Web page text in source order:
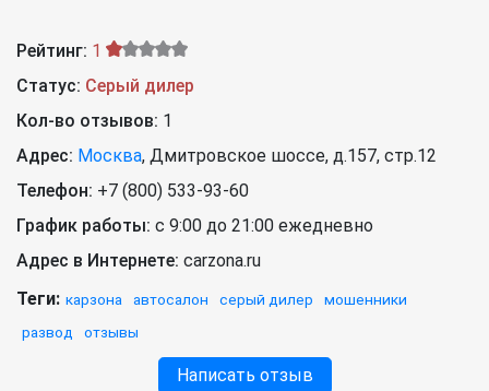
Рейтинг: 1
Статус: Серый дилер
Кол-во отзывов: 1
Адрес: Москва, Дмитровское шоссе, д.157, стр.12
Телефон: +7 (800) 533-93-60
График работы: с 9:00 до 21:00 ежедневно
Адрес в Интернете: carzona.ru
Теги: карзона автосалон серый дилер
мошенники
развод
отзывы
Написать отзыв